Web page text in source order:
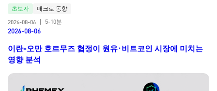
초보자
매크로 동향
2026-08-06
5-10분
2026-08-06
이란-오만 호르무즈 협정이 원유·비트코인 시장에 미치는
영향 분석